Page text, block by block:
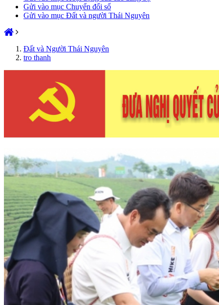
Gửi vào mục Chuyển đổi số
Gửi vào mục Đất và người Thái Nguyên
Đất và Người Thái Nguyên
tro thanh